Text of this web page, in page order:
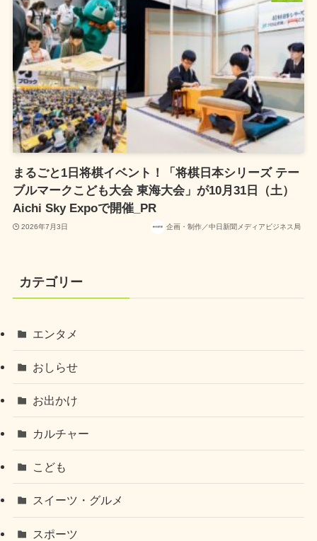
まるごと1日将棋イベント！「将棋日本シリーズ テー
ブルマークこども大会 東海大会」が10月31日（土）
Aichi Sky Expoで開催_PR
2026年7月3日 企画・制作／中日新聞メディアビジネス局
カテゴリー
エンタメ
おしらせ
お出かけ
カルチャー
こども
スイーツ・グルメ
スポーツ